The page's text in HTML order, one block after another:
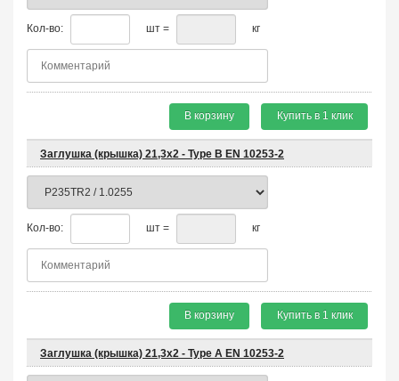
Кол-во: шт = кг
В корзину Купить в 1 клик
Заглушка (крышка) 21,3х2 - Type B EN 10253-2
Кол-во: шт = кг
В корзину Купить в 1 клик
Заглушка (крышка) 21,3х2 - Type A EN 10253-2